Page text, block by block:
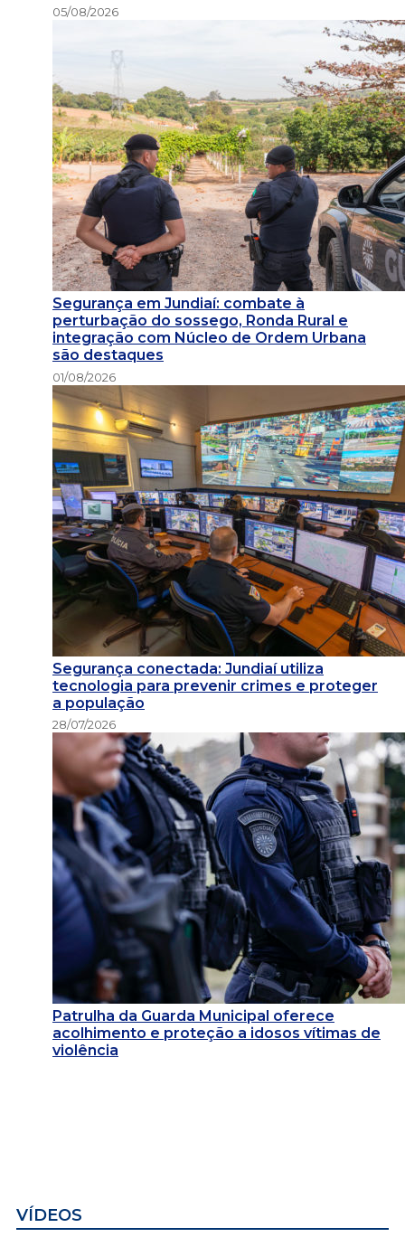
05/08/2026
Segurança em Jundiaí: combate à
perturbação do sossego, Ronda Rural e
integração com Núcleo de Ordem Urbana
são destaques
01/08/2026
Segurança conectada: Jundiaí utiliza
tecnologia para prevenir crimes e proteger
a população
28/07/2026
Patrulha da Guarda Municipal oferece
acolhimento e proteção a idosos vítimas de
violência
VÍDEOS